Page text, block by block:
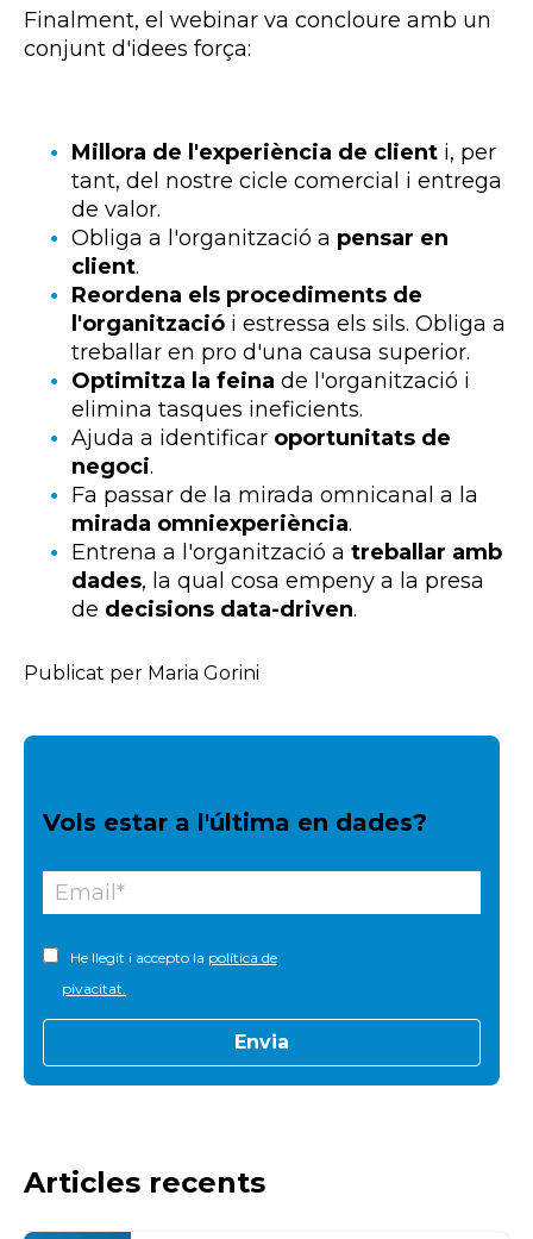
Finalment, el webinar va concloure amb un
conjunt d'idees força:
Millora de l'experiència de client i, per
tant, del nostre cicle comercial i entrega
de valor.
Obliga a l'organització a pensar en
client.
Reordena els procediments de
l'organització i estressa els sils. Obliga a
treballar en pro d'una causa superior.
Optimitza la feina de l'organització i
elimina tasques ineficients.
Ajuda a identificar oportunitats de
negoci.
Fa passar de la mirada omnicanal a la
mirada omniexperiència.
Entrena a l'organització a treballar amb
dades, la qual cosa empeny a la presa
de decisions data-driven.
Publicat per Maria Gorini
Vols estar a l'última en dades?
He llegit i accepto la política de
pivacitat.
Articles recents